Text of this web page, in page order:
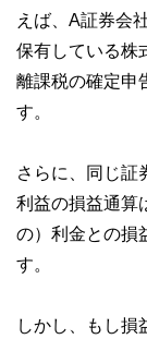
えば、A証券会
保有している株
離課税の確定申
す。
さらに、同じ証
利益の損益通算
の）利金との損
す。
しかし、もし損